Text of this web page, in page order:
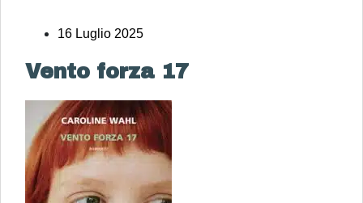
16 Luglio 2025
Vento forza 17